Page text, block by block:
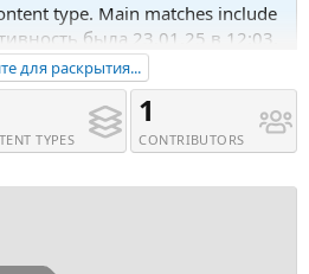
type. Main matches include
была 23.01.25 в 12:03.
Тема '[Игорь Градов]
кэш (2024)' and Тема 'WP
Plugin nulled'.
для раскрытия...
TYPES
1
CONTRIBUTORS